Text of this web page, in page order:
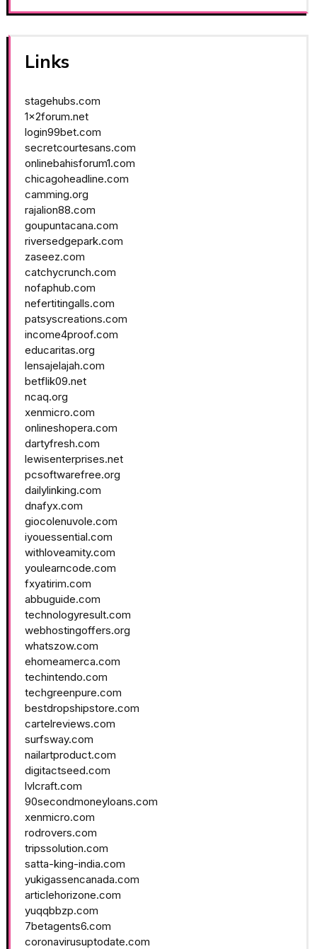
Links
stagehubs.com
1x2forum.net
login99bet.com
secretcourtesans.com
onlinebahisforum1.com
chicagoheadline.com
camming.org
rajalion88.com
goupuntacana.com
riversedgepark.com
zaseez.com
catchycrunch.com
nofaphub.com
nefertitingalls.com
patsyscreations.com
income4proof.com
educaritas.org
lensajelajah.com
betflik09.net
ncaq.org
xenmicro.com
onlineshopera.com
dartyfresh.com
lewisenterprises.net
pcsoftwarefree.org
dailylinking.com
dnafyx.com
giocolenuvole.com
iyouessential.com
withloveamity.com
youlearncode.com
fxyatirim.com
abbuguide.com
technologyresult.com
webhostingoffers.org
whatszow.com
ehomeamerca.com
techintendo.com
techgreenpure.com
bestdropshipstore.com
cartelreviews.com
surfsway.com
nailartproduct.com
digitactseed.com
lvlcraft.com
90secondmoneyloans.com
xenmicro.com
rodrovers.com
tripssolution.com
satta-king-india.com
yukigassencanada.com
articlehorizone.com
yuqqbbzp.com
7betagents6.com
coronavirusuptodate.com